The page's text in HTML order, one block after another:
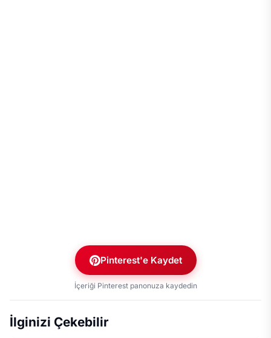
Pinterest'e Kaydet
İçeriği Pinterest panonuza kaydedin
İlginizi Çekebilir